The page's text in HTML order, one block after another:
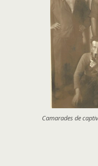
Camarades de